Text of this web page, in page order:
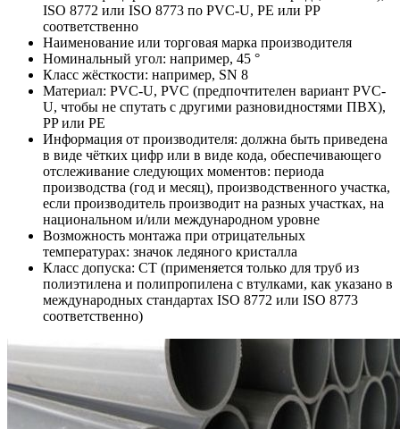
ISO 8772 или ISO 8773 по PVC-U, PE или PP
соответственно
Наименование или торговая марка производителя
Номинальный угол: например, 45 °
Класс жёсткости: например, SN 8
Материал: PVC-U, PVC (предпочтителен вариант PVC-
U, чтобы не спутать с другими разновидностями ПВХ),
PP или PE
Информация от производителя: должна быть приведена
в виде чётких цифр или в виде кода, обеспечивающего
отслеживание следующих моментов: периода
производства (год и месяц), производственного участка,
если производитель производит на разных участках, на
национальном и/или международном уровне
Возможность монтажа при отрицательных
температурах: значок ледяного кристалла
Класс допуска: CT (применяется только для труб из
полиэтилена и полипропилена с втулками, как указано в
международных стандартах ISO 8772 или ISO 8773
соответственно)